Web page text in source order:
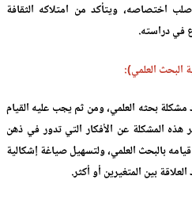
اختصاصه، ويتأكد من امتلاكه الثقافة
في دراسته.
بحثه العلمي، ومن ثم يجب عليه القيام
المشكلة عن الأفكار التي تدور في ذهن
بالبحث العلمي، ولتسهيل صياغة إشكالية
بين المتغيرين أو أكثر.